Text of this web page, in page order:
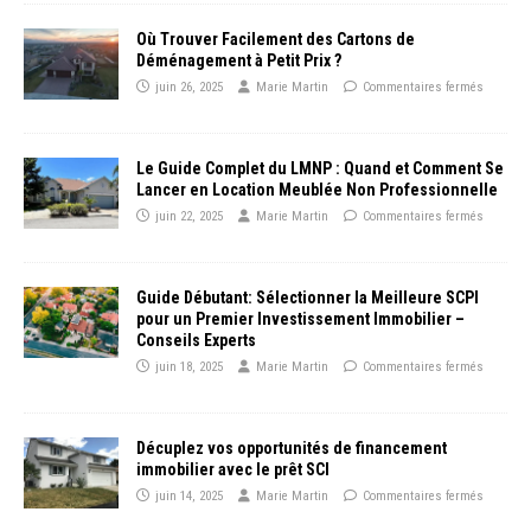
Où Trouver Facilement des Cartons de
Déménagement à Petit Prix ?
juin 26, 2025 Marie Martin Commentaires fermés
Le Guide Complet du LMNP : Quand et Comment Se
Lancer en Location Meublée Non Professionnelle
juin 22, 2025 Marie Martin Commentaires fermés
Guide Débutant: Sélectionner la Meilleure SCPI
pour un Premier Investissement Immobilier –
Conseils Experts
juin 18, 2025 Marie Martin Commentaires fermés
Décuplez vos opportunités de financement
immobilier avec le prêt SCI
juin 14, 2025 Marie Martin Commentaires fermés